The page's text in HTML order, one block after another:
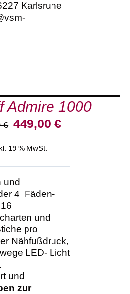
Karlsruhe
Admire 1000
€ Ursprünglicher
war:
449,00€Aktueller
19 % MwSt.
und
4 Fäden-
und
pro
Nähfußdruck,
LED- Licht
und
zur